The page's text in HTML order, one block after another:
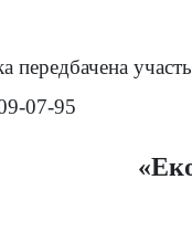
передбачена
07-95